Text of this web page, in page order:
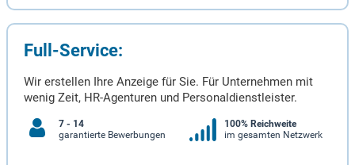
Full-Service:
Wir erstellen Ihre Anzeige für Sie. Für Unternehmen mit
wenig Zeit, HR-Agenturen und Personaldienstleister.
7 - 14
garantierte Bewerbungen
100% Reichweite
im gesamten Netzwerk